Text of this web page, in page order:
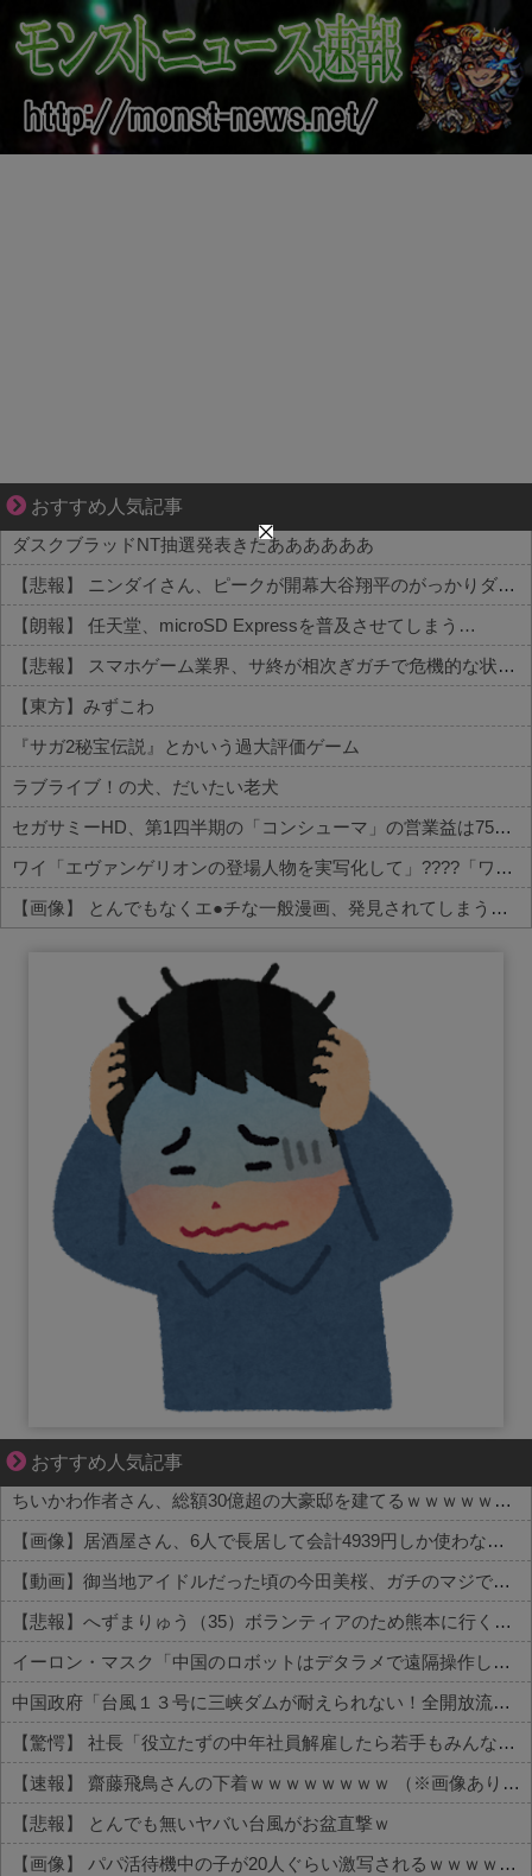
おすすめ人気記事
ブブ家のドタバタが、今日も愛おしい！
ダスクブラッドNT抽選発表きたああああああ
【悲報】 ニンダイさん、ピークが開幕大谷翔平のがっかりダイレクトだったと言われてしまう
【朗報】 任天堂、microSD Expressを普及させてしまう…
【悲報】 スマホゲーム業界、サ終が相次ぎガチで危機的な状況に…その理由がこちら
【東方】みずこわ
『サガ2秘宝伝説』とかいう過大評価ゲーム
ラブライブ！の犬、だいたい老犬
セガサミーHD、第1四半期の「コンシューマ」の営業益は75％減の13億円 主力タイトルを下期投入予定
ワイ「エヴァンゲリオンの登場人物を実写化して」????「ワカリマシタ」
【画像】 とんでもなくエ●チな一般漫画、発見されてしまう【セッ○ス描写あり】
おすすめ人気記事
知らない土地で、主婦は孤独になる
ちいかわ作者さん、総額30億超の大豪邸を建てるｗｗｗｗｗｗｗｗｗｗｗｗｗｗｗｗｗｗｗ
【画像】居酒屋さん、6人で長居して会計4939円しか使わない客にお気持ち表明してしまう←コレどっちが悪いんや？？？？？？
【動画】御当地アイドルだった頃の今田美桜、ガチのマジで可愛くてワイらをびびらせまくってしまうw w w w w w w w
【悲報】へずまりゅう（35）ボランティアのため熊本に行くも体調不良で病院に行く
イーロン・マスク「中国のロボットはデタラメで遠隔操作してるだけ」
中国政府「台風１３号に三峡ダムが耐えられない！全開放流しろ！」⇒ 下流域の街が壊滅状態ｗｗｗｗｗ
【驚愕】 社長「役立たずの中年社員解雇したら若手もみんな辞めてしまった…」
【速報】 齋藤飛鳥さんの下着ｗｗｗｗｗｗｗｗ （※画像あり）
【悲報】 とんでも無いヤバい台風がお盆直撃ｗ
【画像】 パパ活待機中の子が20人ぐらい激写されるｗｗｗｗｗｗｗｗｗｗｗ